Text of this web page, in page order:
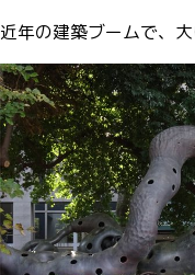
近年の建築ブームで、